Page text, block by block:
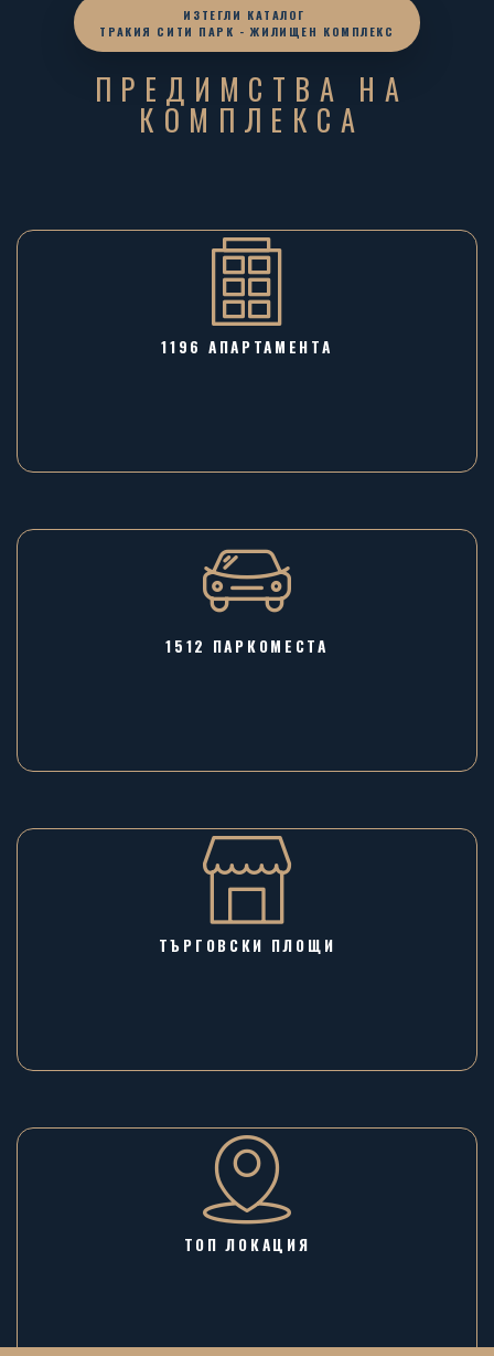
ИЗТЕГЛИ КАТАЛОГ
ТРАКИЯ СИТИ ПАРК - ЖИЛИЩЕН КОМПЛЕКС
ПРЕДИМСТВА НА
КОМПЛЕКСА
1196 AПАРТАМЕНТА
1512 ПАРКОМЕСТА
ТЪРГОВСКИ ПЛОЩИ
ТОП ЛОКАЦИЯ